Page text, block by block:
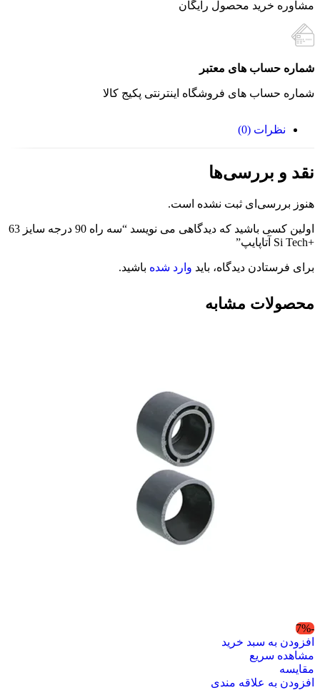
مشاوره خرید محصول رایگان
شماره حساب های معتبر
شماره حساب های فروشگاه اینترنتی پکیج کالا
نظرات (0)
نقد و بررسی‌ها
هنوز بررسی‌ای ثبت نشده است.
اولین کسی باشید که دیدگاهی می نویسد “سه راه 90 درجه سایز 63
+Si Tech آتاپایپ”
برای فرستادن دیدگاه، باید وارد شده باشید.
محصولات مشابه
-7%
افزودن به سبد خرید
مشاهده سریع
مقایسه
افزودن به علاقه مندی